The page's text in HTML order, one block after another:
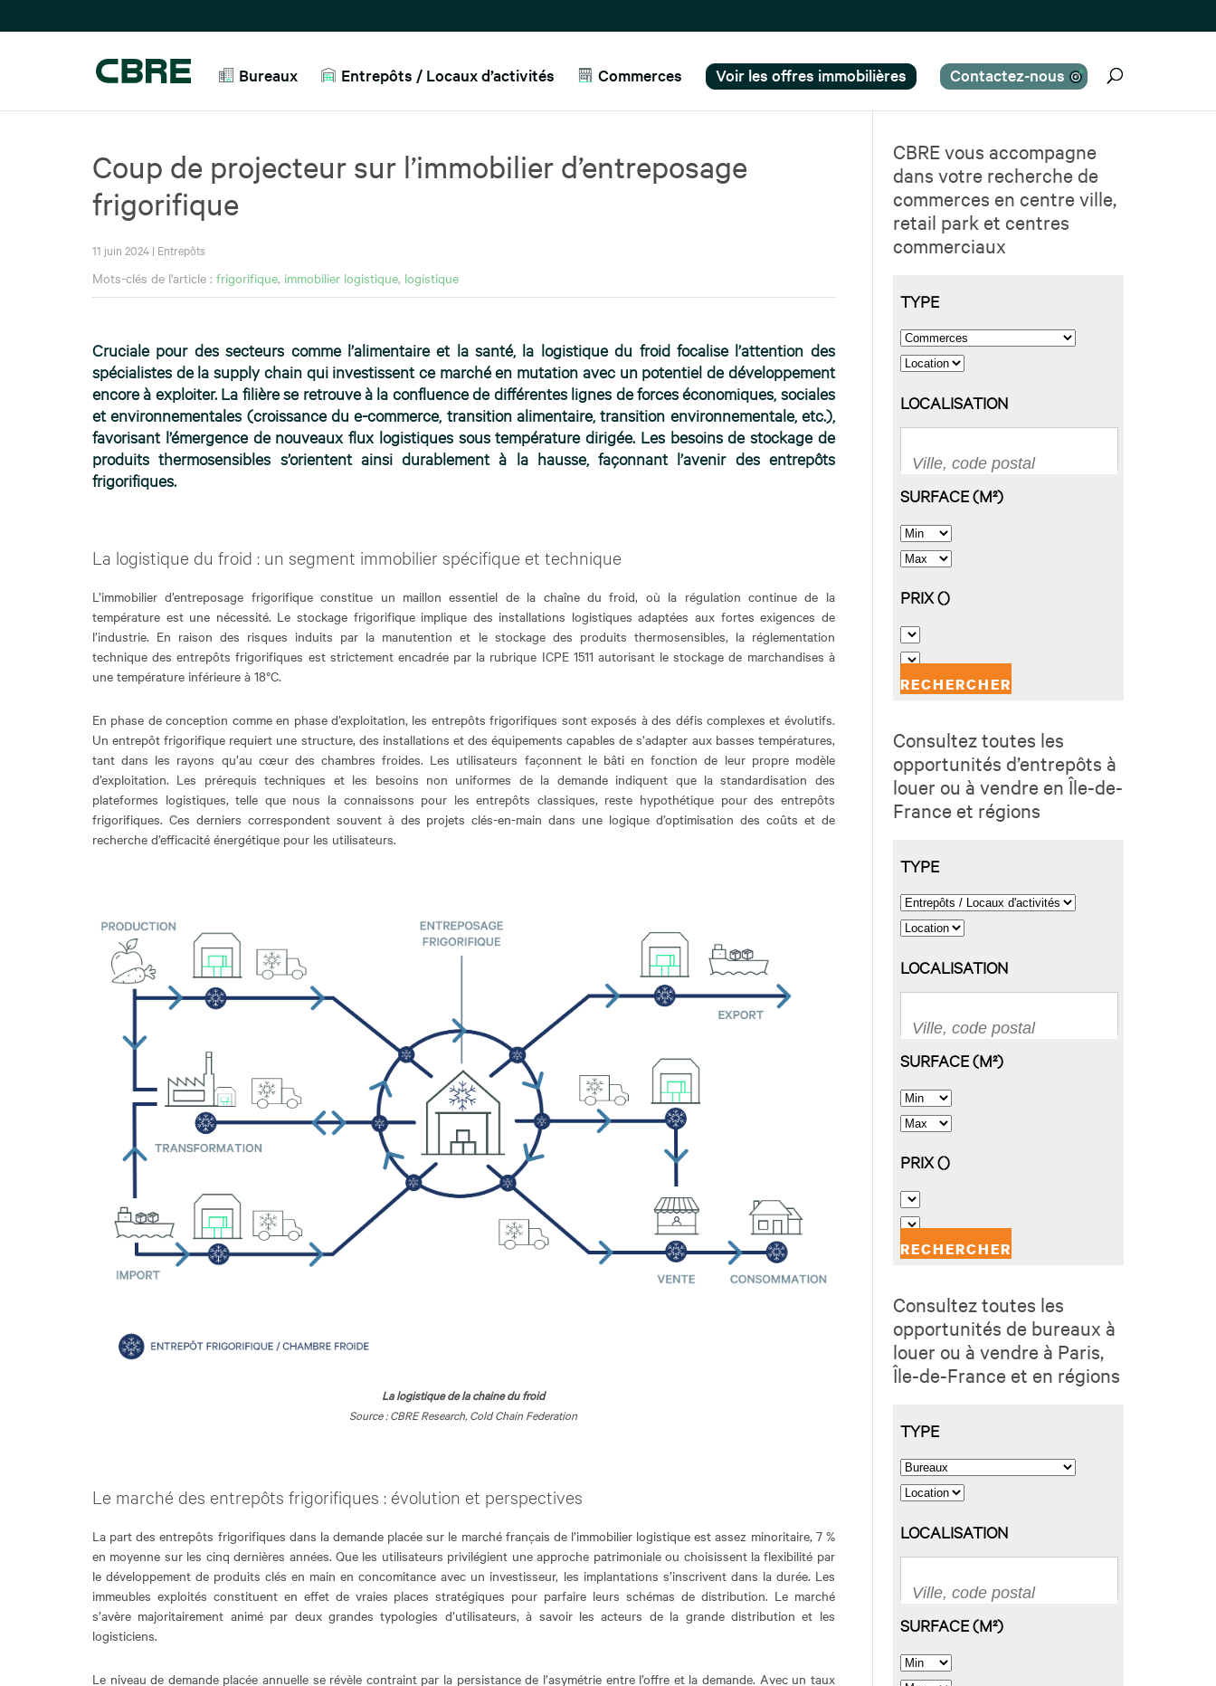
Bureaux Entrepôts / Locaux d’activités Commerces Voir les offres immobilières Contactez-nous
Coup de projecteur sur l’immobilier d’entreposage
frigorifique
11 juin 2024 | Entrepôts
Mots-clés de l'article : frigorifique, immobilier logistique, logistique
Cruciale pour des secteurs comme l’alimentaire et la santé, la logistique du froid focalise l’attention des
spécialistes de la supply chain qui investissent ce marché en mutation avec un potentiel de développement
encore à exploiter. La filière se retrouve à la confluence de différentes lignes de forces économiques, sociales
et environnementales (croissance du e-commerce, transition alimentaire, transition environnementale, etc.),
favorisant l’émergence de nouveaux flux logistiques sous température dirigée. Les besoins de stockage de
produits thermosensibles s’orientent ainsi durablement à la hausse, façonnant l’avenir des entrepôts
frigorifiques.
La logistique du froid : un segment immobilier spécifique et technique
L’immobilier d’entreposage frigorifique constitue un maillon essentiel de la chaîne du froid, où la régulation continue de la
température est une nécessité. Le stockage frigorifique implique des installations logistiques adaptées aux fortes exigences de
l’industrie. En raison des risques induits par la manutention et le stockage des produits thermosensibles, la réglementation
technique des entrepôts frigorifiques est strictement encadrée par la rubrique ICPE 1511 autorisant le stockage de marchandises à
une température inférieure à 18°C.
En phase de conception comme en phase d’exploitation, les entrepôts frigorifiques sont exposés à des défis complexes et évolutifs.
Un entrepôt frigorifique requiert une structure, des installations et des équipements capables de s’adapter aux basses températures,
tant dans les rayons qu’au cœur des chambres froides. Les utilisateurs façonnent le bâti en fonction de leur propre modèle
d’exploitation. Les prérequis techniques et les besoins non uniformes de la demande indiquent que la standardisation des
plateformes logistiques, telle que nous la connaissons pour les entrepôts classiques, reste hypothétique pour des entrepôts
frigorifiques. Ces derniers correspondent souvent à des projets clés-en-main dans une logique d’optimisation des coûts et de
recherche d’efficacité énergétique pour les utilisateurs.
La logistique de la chaine du froid
Source : CBRE Research, Cold Chain Federation
Le marché des entrepôts frigorifiques : évolution et perspectives
La part des entrepôts frigorifiques dans la demande placée sur le marché français de l’immobilier logistique est assez minoritaire, 7 %
en moyenne sur les cinq dernières années. Que les utilisateurs privilégient une approche patrimoniale ou choisissent la flexibilité par
le développement de produits clés en main en concomitance avec un investisseur, les implantations s’inscrivent dans la durée. Les
immeubles exploités constituent en effet de vraies places stratégiques pour parfaire leurs schémas de distribution. Le marché
s’avère majoritairement animé par deux grandes typologies d’utilisateurs, à savoir les acteurs de la grande distribution et les
logisticiens.
Le niveau de demande placée annuelle se révèle contraint par la persistance de l’asymétrie entre l’offre et la demande. Avec un taux
CBRE vous accompagne
dans votre recherche de
commerces en centre ville,
retail park et centres
commerciaux
Consultez toutes les
opportunités d’entrepôts à
louer ou à vendre en Île-de-
France et régions
Consultez toutes les
opportunités de bureaux à
louer ou à vendre à Paris,
Île-de-France et en régions